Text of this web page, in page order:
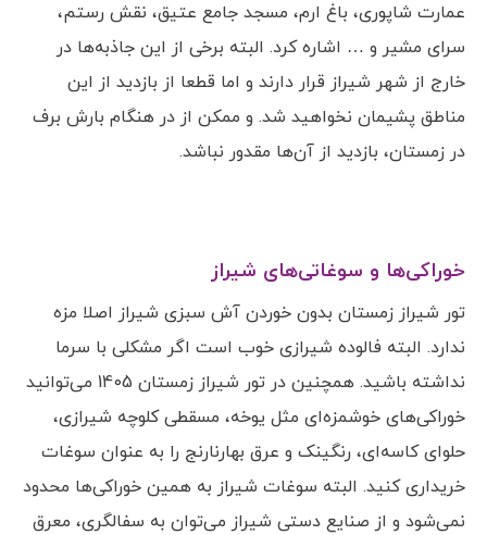
عمارت شاپوری، باغ ارم، مسجد جامع عتیق، نقش رستم،
سرای مشیر و … اشاره کرد. البته برخی از این جاذبه‌ها در
خارج از شهر شیراز قرار دارند و اما قطعا از بازدید از این
مناطق پشیمان نخواهید شد. و ممکن از در هنگام بارش برف
در زمستان، بازدید از آن‌ها مقدور نباشد.
خوراکی‌ها و سوغاتی‌های شیراز
تور شیراز زمستان بدون خوردن آش سبزی شیراز اصلا مزه
ندارد. البته فالوده شیرازی خوب است اگر مشکلی با سرما
نداشته باشید. همچنین در تور شیراز زمستان 1405 می‌توانید
خوراکی‌های خوشمزه‌ای مثل یوخه، مسقطی کلوچه شیرازی،
حلوای کاسه‌ای، رنگینک و عرق بهارنارنج را به عنوان سوغات
خریداری کنید. البته سوغات شیراز به همین خوراکی‌ها محدود
نمی‌شود و از صنایع دستی شیراز می‌توان به سفالگری، معرق